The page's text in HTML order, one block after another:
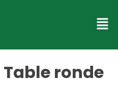
Table ronde